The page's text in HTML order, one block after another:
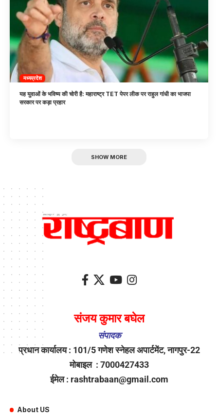
मध्यप्रदेश
यह युवाओं के भविष्य की चोरी है: महाराष्ट्र TET पेपर लीक पर राहुल गांधी का भाजपा
सरकार पर कड़ा प्रहार
SHOW MORE
संजय कुमार बघेल
संपादक
प्रधान कार्यालय : 101/5 गणेश स्नेहल अपार्टमेंट, नागपुर-22
मोबाइल : 7000427433
ईमेल : rashtrabaan@gmail.com
About US